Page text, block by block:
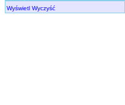
Wyświetl Wyczyść